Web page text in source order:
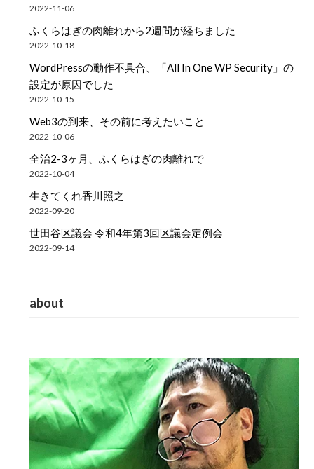
2022-11-06
ふくらはぎの肉離れから2週間が経ちました
2022-10-18
WordPressの動作不具合、「All In One WP Security」の
設定が原因でした
2022-10-15
Web3の到来、その前に考えたいこと
2022-10-06
全治2-3ヶ月、ふくらはぎの肉離れで
2022-10-04
生きてくれ香川照之
2022-09-20
世田谷区議会 令和4年第3回区議会定例会
2022-09-14
about